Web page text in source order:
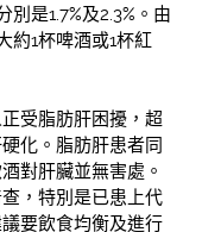
是1.7%及2.3%。由
約1杯啤酒或1杯紅
受脂肪肝困擾，超
化。脂肪肝患者同
對肝臟並無害處。
，特別是已患上代
要飲食均衡及進行